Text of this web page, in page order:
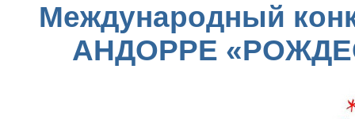
Международный
АНДОРРЕ